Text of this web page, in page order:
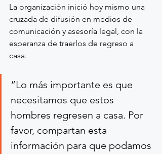
La organización inició hoy mismo una
cruzada de difusión en medios de
comunicación y asesoría legal, con la
esperanza de traerlos de regreso a
casa.
“Lo más importante es que
necesitamos que estos
hombres regresen a casa. Por
favor, compartan esta
información para que podamos